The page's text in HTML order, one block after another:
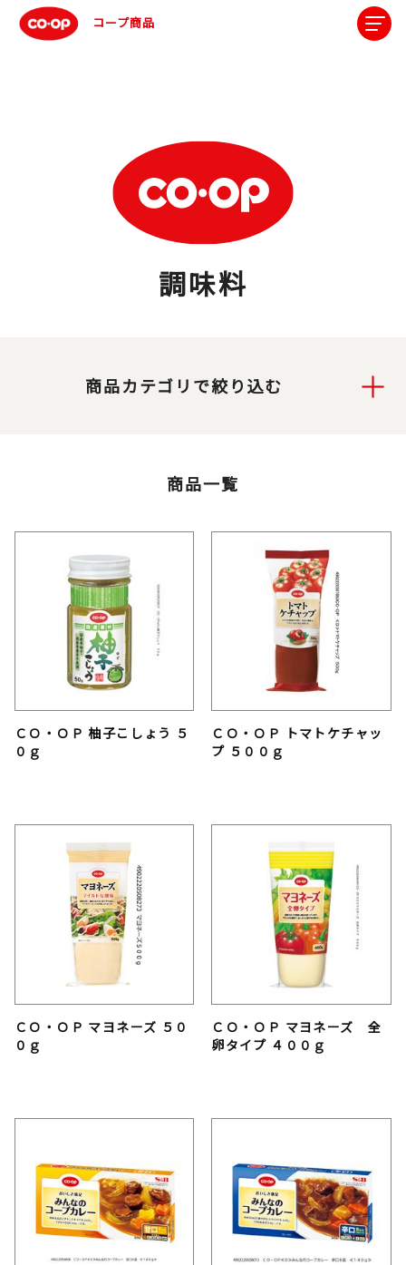
コープ商品
調味料
商品カテゴリで絞り込む
商品一覧
ＣＯ・ＯＰ 柚子こしょう ５
０ｇ
ＣＯ・ＯＰ トマトケチャッ
プ ５００ｇ
ＣＯ・ＯＰ マヨネーズ ５０
０ｇ
ＣＯ・ＯＰ マヨネーズ 全
卵タイプ ４００ｇ